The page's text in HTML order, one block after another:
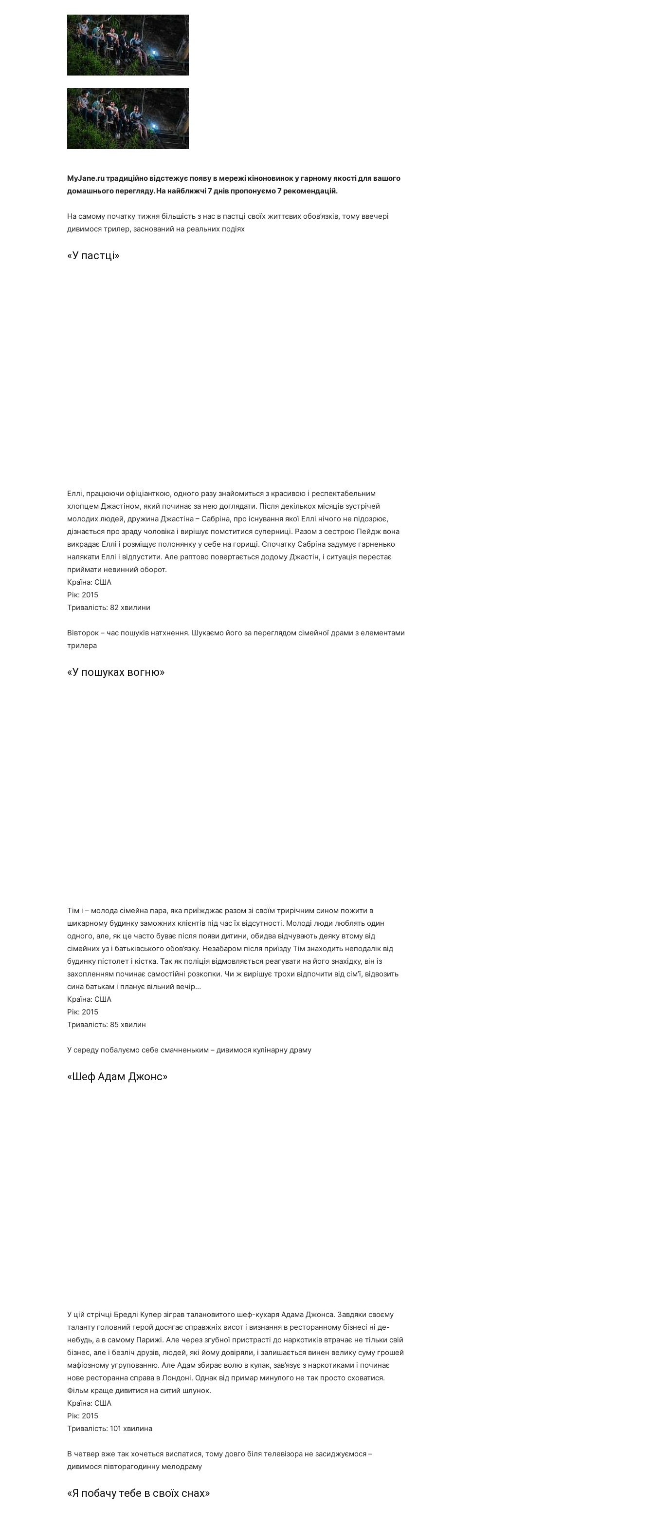
MyJane.ru традиційно відстежує появу в мережі кіноновинок у гарному якості для вашого
домашнього перегляду. На найближчі 7 днів пропонуємо 7 рекомендацій.
На самому початку тижня більшість з нас в пастці своїх життєвих обов’язків, тому ввечері
дивимося трилер, заснований на реальних подіях
«У пастці»
Еллі, працюючи офіціанткою, одного разу знайомиться з красивою і респектабельним
хлопцем Джастіном, який починає за нею доглядати. Після декількох місяців зустрічей
молодих людей, дружина Джастіна – Сабріна, про існування якої Еллі нічого не підозрює,
дізнається про зраду чоловіка і вирішує помститися суперниці. Разом з сестрою Пейдж вона
викрадає Еллі і розміщує полонянку у себе на горищі. Спочатку Сабріна задумує гарненько
налякати Еллі і відпустити. Але раптово повертається додому Джастін, і ситуація перестає
приймати невинний оборот.
Країна: США
Рік: 2015
Тривалість: 82 хвилини
Вівторок – час пошуків натхнення. Шукаємо його за переглядом сімейної драми з елементами
трилера
«У пошуках вогню»
Тім і – молода сімейна пара, яка приїжджає разом зі своїм трирічним сином пожити в
шикарному будинку заможних клієнтів під час їх відсутності. Молоді люди люблять один
одного, але, як це часто буває після появи дитини, обидва відчувають деяку втому від
сімейних уз і батьківського обов’язку. Незабаром після приїзду Тім знаходить неподалік від
будинку пістолет і кістка. Так як поліція відмовляється реагувати на його знахідку, він із
захопленням починає самостійні розкопки. Чи ж вирішує трохи відпочити від сім’ї, відвозить
сина батькам і планує вільний вечір…
Країна: США
Рік: 2015
Тривалість: 85 хвилин
У середу побалуємо себе смачненьким – дивимося кулінарну драму
«Шеф Адам Джонс»
У цій стрічці Бредлі Купер зіграв талановитого шеф-кухаря Адама Джонса. Завдяки своєму
таланту головний герой досягає справжніх висот і визнання в ресторанному бізнесі ні де-
небудь, а в самому Парижі. Але через згубної пристрасті до наркотиків втрачає не тільки свій
бізнес, але і безліч друзів, людей, які йому довіряли, і залишається винен велику суму грошей
мафіозному угрупованню. Але Адам збирає волю в кулак, зав’язує з наркотиками і починає
нове ресторанна справа в Лондоні. Однак від примар минулого не так просто сховатися.
Фільм краще дивитися на ситий шлунок.
Країна: США
Рік: 2015
Тривалість: 101 хвилина
В четвер вже так хочеться виспатися, тому довго біля телевізора не засиджуємося –
дивимося півторагодинну мелодраму
«Я побачу тебе в своїх снах»